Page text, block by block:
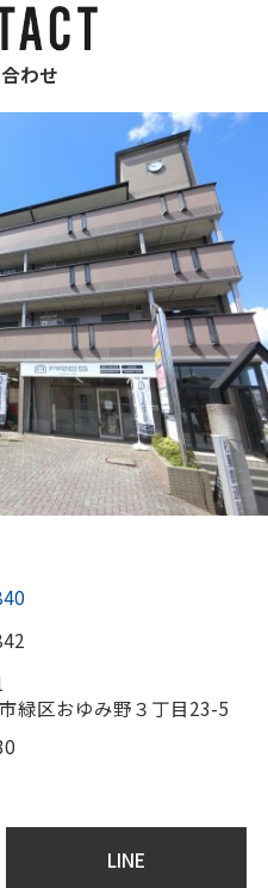
わせ
緑区おゆみ野３丁目23-5
LINE